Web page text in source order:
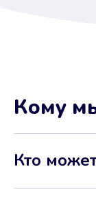
Кому
Кто